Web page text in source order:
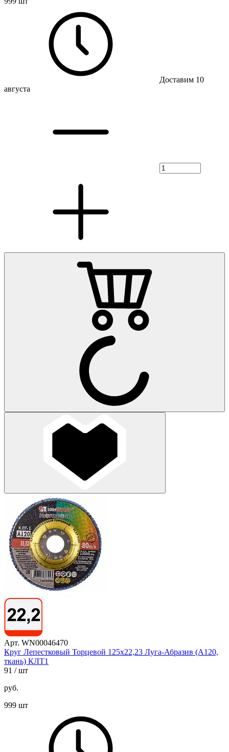
Доставим 10
августа
Арт. WN00046470
Круг Лепестковый Торцевой 125х22,23 Луга-Абразив (А120,
ткань) КЛТ1
91 / шт
руб.
999 шт